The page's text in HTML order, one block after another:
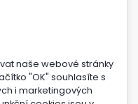
naše webové stránky
"OK" souhlasíte s
i marketingových